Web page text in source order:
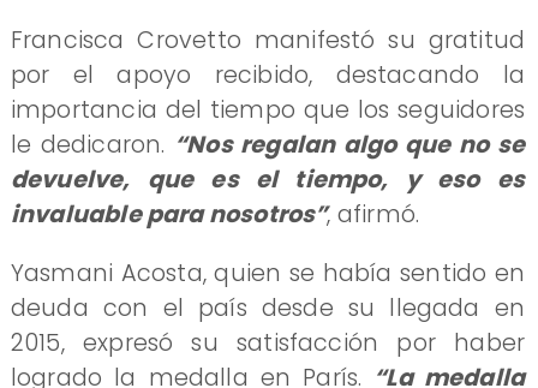
Francisca Crovetto manifestó su gratitud
por el apoyo recibido, destacando la
importancia del tiempo que los seguidores
le dedicaron. “Nos regalan algo que no se
devuelve, que es el tiempo, y eso es
invaluable para nosotros”, afirmó.
Yasmani Acosta, quien se había sentido en
deuda con el país desde su llegada en
2015, expresó su satisfacción por haber
logrado la medalla en París. “La medalla